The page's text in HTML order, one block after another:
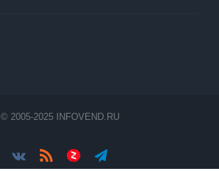
© 2005-2025 INFOVEND.RU
Vk RssЯндес.ДзенTelegram